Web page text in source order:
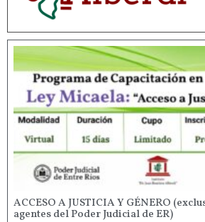
ACCESO A JUSTICIA Y GÉNERO
agentes del Poder Judicial de ER)